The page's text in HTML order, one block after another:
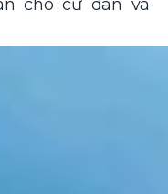
cho cư dân và